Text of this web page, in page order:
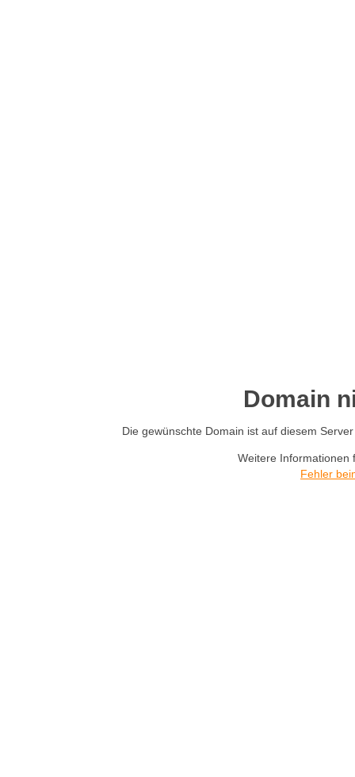
Domain
Die gewünschte Domain ist auf diesem
Weitere Informationen
Fehler